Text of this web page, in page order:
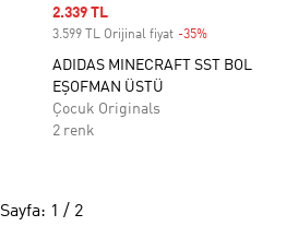
Sale price
2.339 TL
3.599 TL Orijinal fiyat -35%
ADIDAS MINECRAFT SST BOL
EŞOFMAN ÜSTÜ
Çocuk Originals
2 renk
Sayfa: 1 / 2